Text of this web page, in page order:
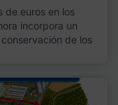
de euros en los
incorpora un
de los